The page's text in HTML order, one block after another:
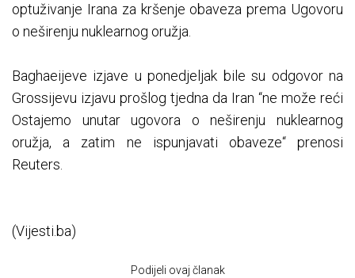
optuživanje Irana za kršenje obaveza prema Ugovoru
o neširenju nuklearnog oružja.
Baghaeijeve izjave u ponedjeljak bile su odgovor na
Grossijevu izjavu prošlog tjedna da Iran “ne može reći
Ostajemo unutar ugovora o neširenju nuklearnog
oružja, a zatim ne ispunjavati obaveze“ prenosi
Reuters.
(Vijesti.ba)
Podijeli ovaj članak